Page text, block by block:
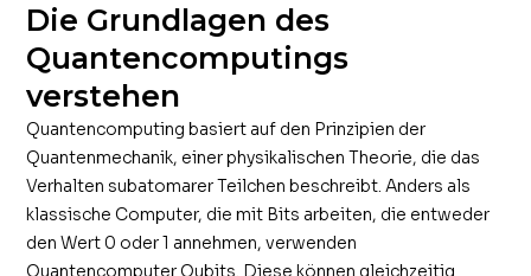
Die Grundlagen des
Quantencomputings
verstehen
Quantencomputing basiert auf den Prinzipien der
Quantenmechanik, einer physikalischen Theorie, die das
Verhalten subatomarer Teilchen beschreibt. Anders als
klassische Computer, die mit Bits arbeiten, die entweder
den Wert 0 oder 1 annehmen, verwenden
Quantencomputer Qubits. Diese können gleichzeitig